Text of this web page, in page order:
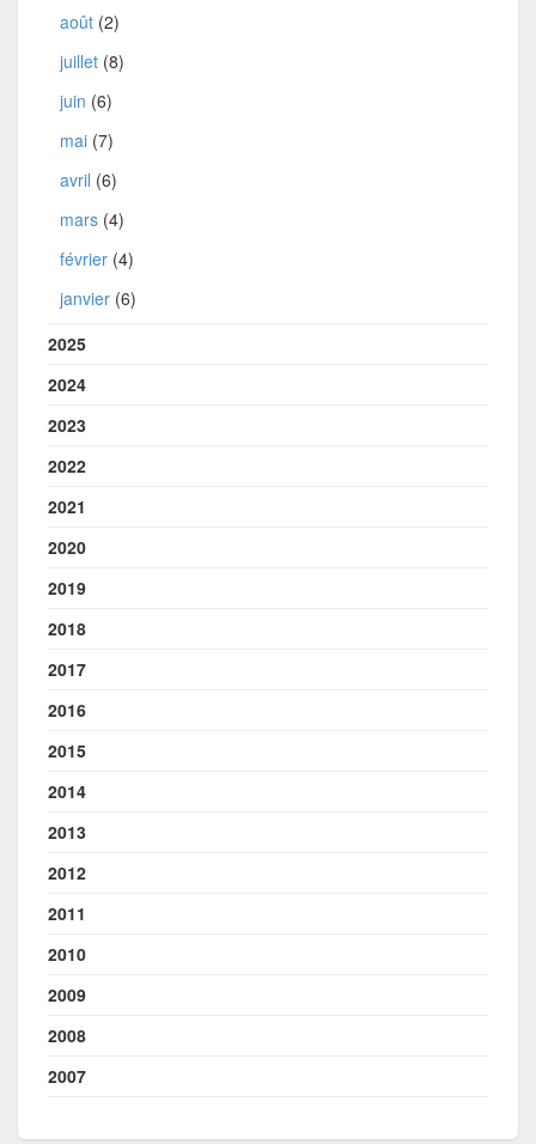
août (2)
juillet (8)
juin (6)
mai (7)
avril (6)
mars (4)
février (4)
janvier (6)
2025
2024
2023
2022
2021
2020
2019
2018
2017
2016
2015
2014
2013
2012
2011
2010
2009
2008
2007